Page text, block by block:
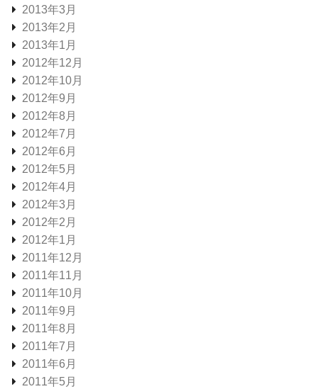
2013年3月
2013年2月
2013年1月
2012年12月
2012年10月
2012年9月
2012年8月
2012年7月
2012年6月
2012年5月
2012年4月
2012年3月
2012年2月
2012年1月
2011年12月
2011年11月
2011年10月
2011年9月
2011年8月
2011年7月
2011年6月
2011年5月